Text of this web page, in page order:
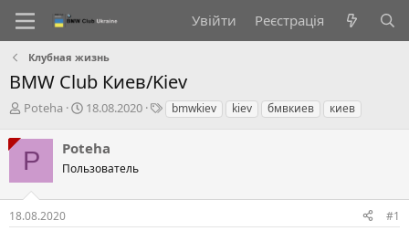
Увійти Реєстрація
Клубная жизнь
BMW Club Киев/Kiev
А
т
о
р
е
м
Poteha
Д
а
с
в
18.08.2020
Тbmwkiev kiev бмвкиев киев
P Poteha
Пользователь
18.08.2020 #1